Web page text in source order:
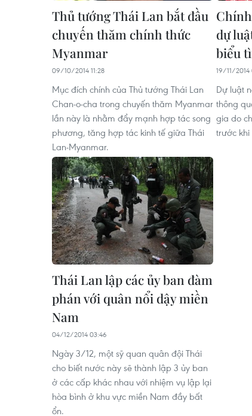
Thủ tướng Thái Lan bắt đầu
chuyến thăm chính thức
Myanmar
09/10/2014 11:28
Mục đích chính của Thủ tướng Thái Lan
Chan-o-cha trong chuyến thăm Myanmar
lần này là nhằm đẩy mạnh hợp tác song
phương, tăng hợp tác kinh tế giữa Thái
Lan-Myanmar.
dự
biểu
19/11/2014
Dự luật
thông
gia do
trước
Thái Lan lập các ủy ban đàm
phán với quân nổi dậy miền
Nam
04/12/2014 03:46
Ngày 3/12, một sỹ quan quân đội Thái
cho biết nước này sẽ thành lập 3 ủy ban
ở các cấp khác nhau với nhiệm vụ lập lại
hòa bình ở khu vực miền Nam đầy bất
ổn.